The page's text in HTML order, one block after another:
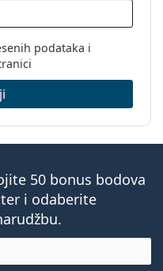
podataka i
50 bonus bodova
i odaberite